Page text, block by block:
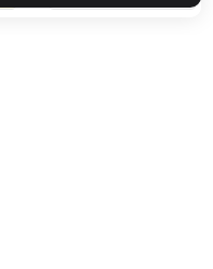
短文募集】